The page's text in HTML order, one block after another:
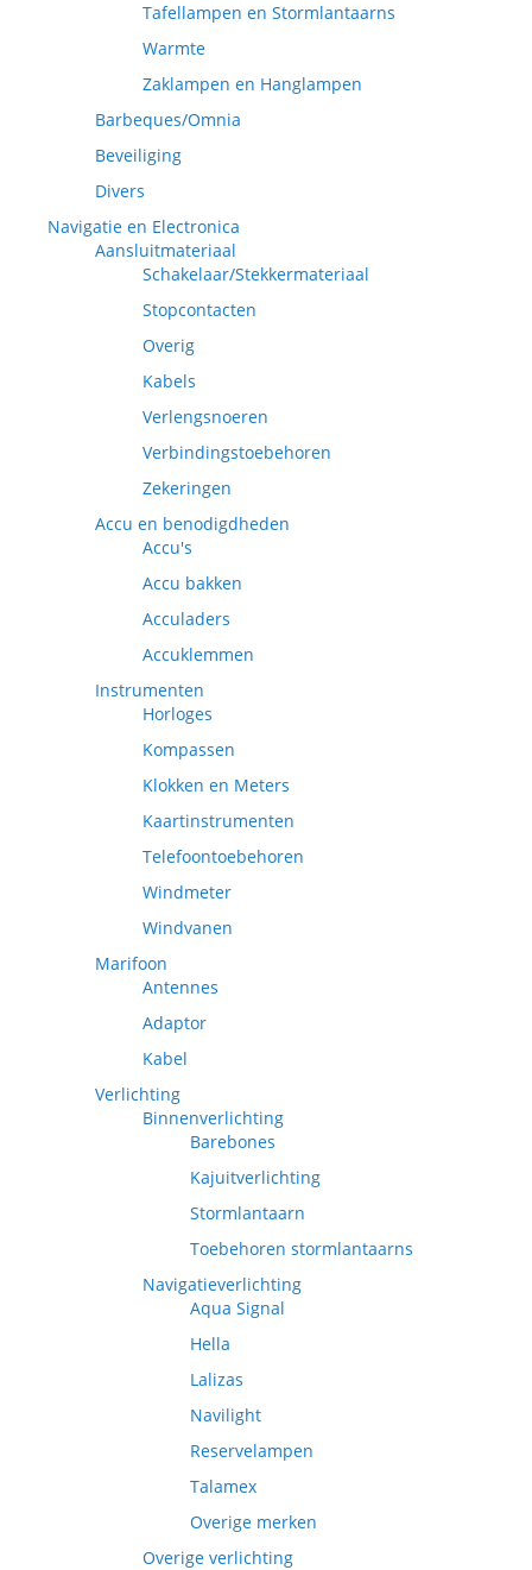
Tafellampen en Stormlantaarns
Warmte
Zaklampen en Hanglampen
Barbeques/Omnia
Beveiliging
Divers
Navigatie en Electronica
Aansluitmateriaal
Schakelaar/Stekkermateriaal
Stopcontacten
Overig
Kabels
Verlengsnoeren
Verbindingstoebehoren
Zekeringen
Accu en benodigdheden
Accu's
Accu bakken
Acculaders
Accuklemmen
Instrumenten
Horloges
Kompassen
Klokken en Meters
Kaartinstrumenten
Telefoontoebehoren
Windmeter
Windvanen
Marifoon
Antennes
Adaptor
Kabel
Verlichting
Binnenverlichting
Barebones
Kajuitverlichting
Stormlantaarn
Toebehoren stormlantaarns
Navigatieverlichting
Aqua Signal
Hella
Lalizas
Navilight
Reservelampen
Talamex
Overige merken
Overige verlichting